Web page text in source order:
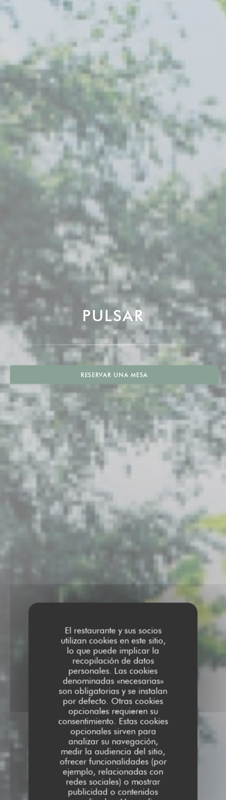
El restaurante y sus socios
utilizan cookies en este sitio,
lo que puede implicar la
recopilación de datos
personales. Las cookies
denominadas «necesarias»
son obligatorias y se instalan
por defecto. Otras cookies
opcionales requieren su
consentimiento. Estas cookies
opcionales sirven para
analizar su navegación,
medir la audiencia del sitio,
ofrecer funcionalidades (por
ejemplo, relacionadas con
redes sociales) o mostrar
publicidad o contenidos
PULSAR
RESERVAR UNA MESA